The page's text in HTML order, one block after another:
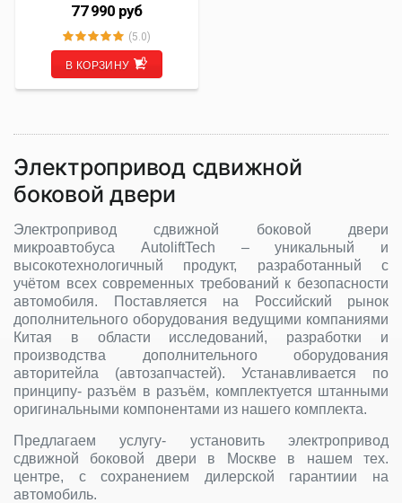
AutoliftTech ALT-EDC-H1
Electric door closer
(комплект для установки)
77 990 руб
(5.0)
В КОРЗИНУ
Электропривод сдвижной
боковой двери
Электропривод сдвижной боковой двери
микроавтобуса AutoliftTech – уникальный и
высокотехнологичный продукт, разработанный с
учётом всех современных требований к безопасности
автомобиля. Поставляется на Российский рынок
дополнительного оборудования ведущими компаниями
Китая в области исследований, разработки и
производства дополнительного оборудования
авторитейла (автозапчастей). Устанавливается по
принципу- разъём в разъём, комплектуется штанными
оригинальными компонентами из нашего комплекта.
Предлагаем услугу- установить электропривод
сдвижной боковой двери в Москве в нашем тех.
центре, с сохранением дилерской гарантиии на
автомобиль.